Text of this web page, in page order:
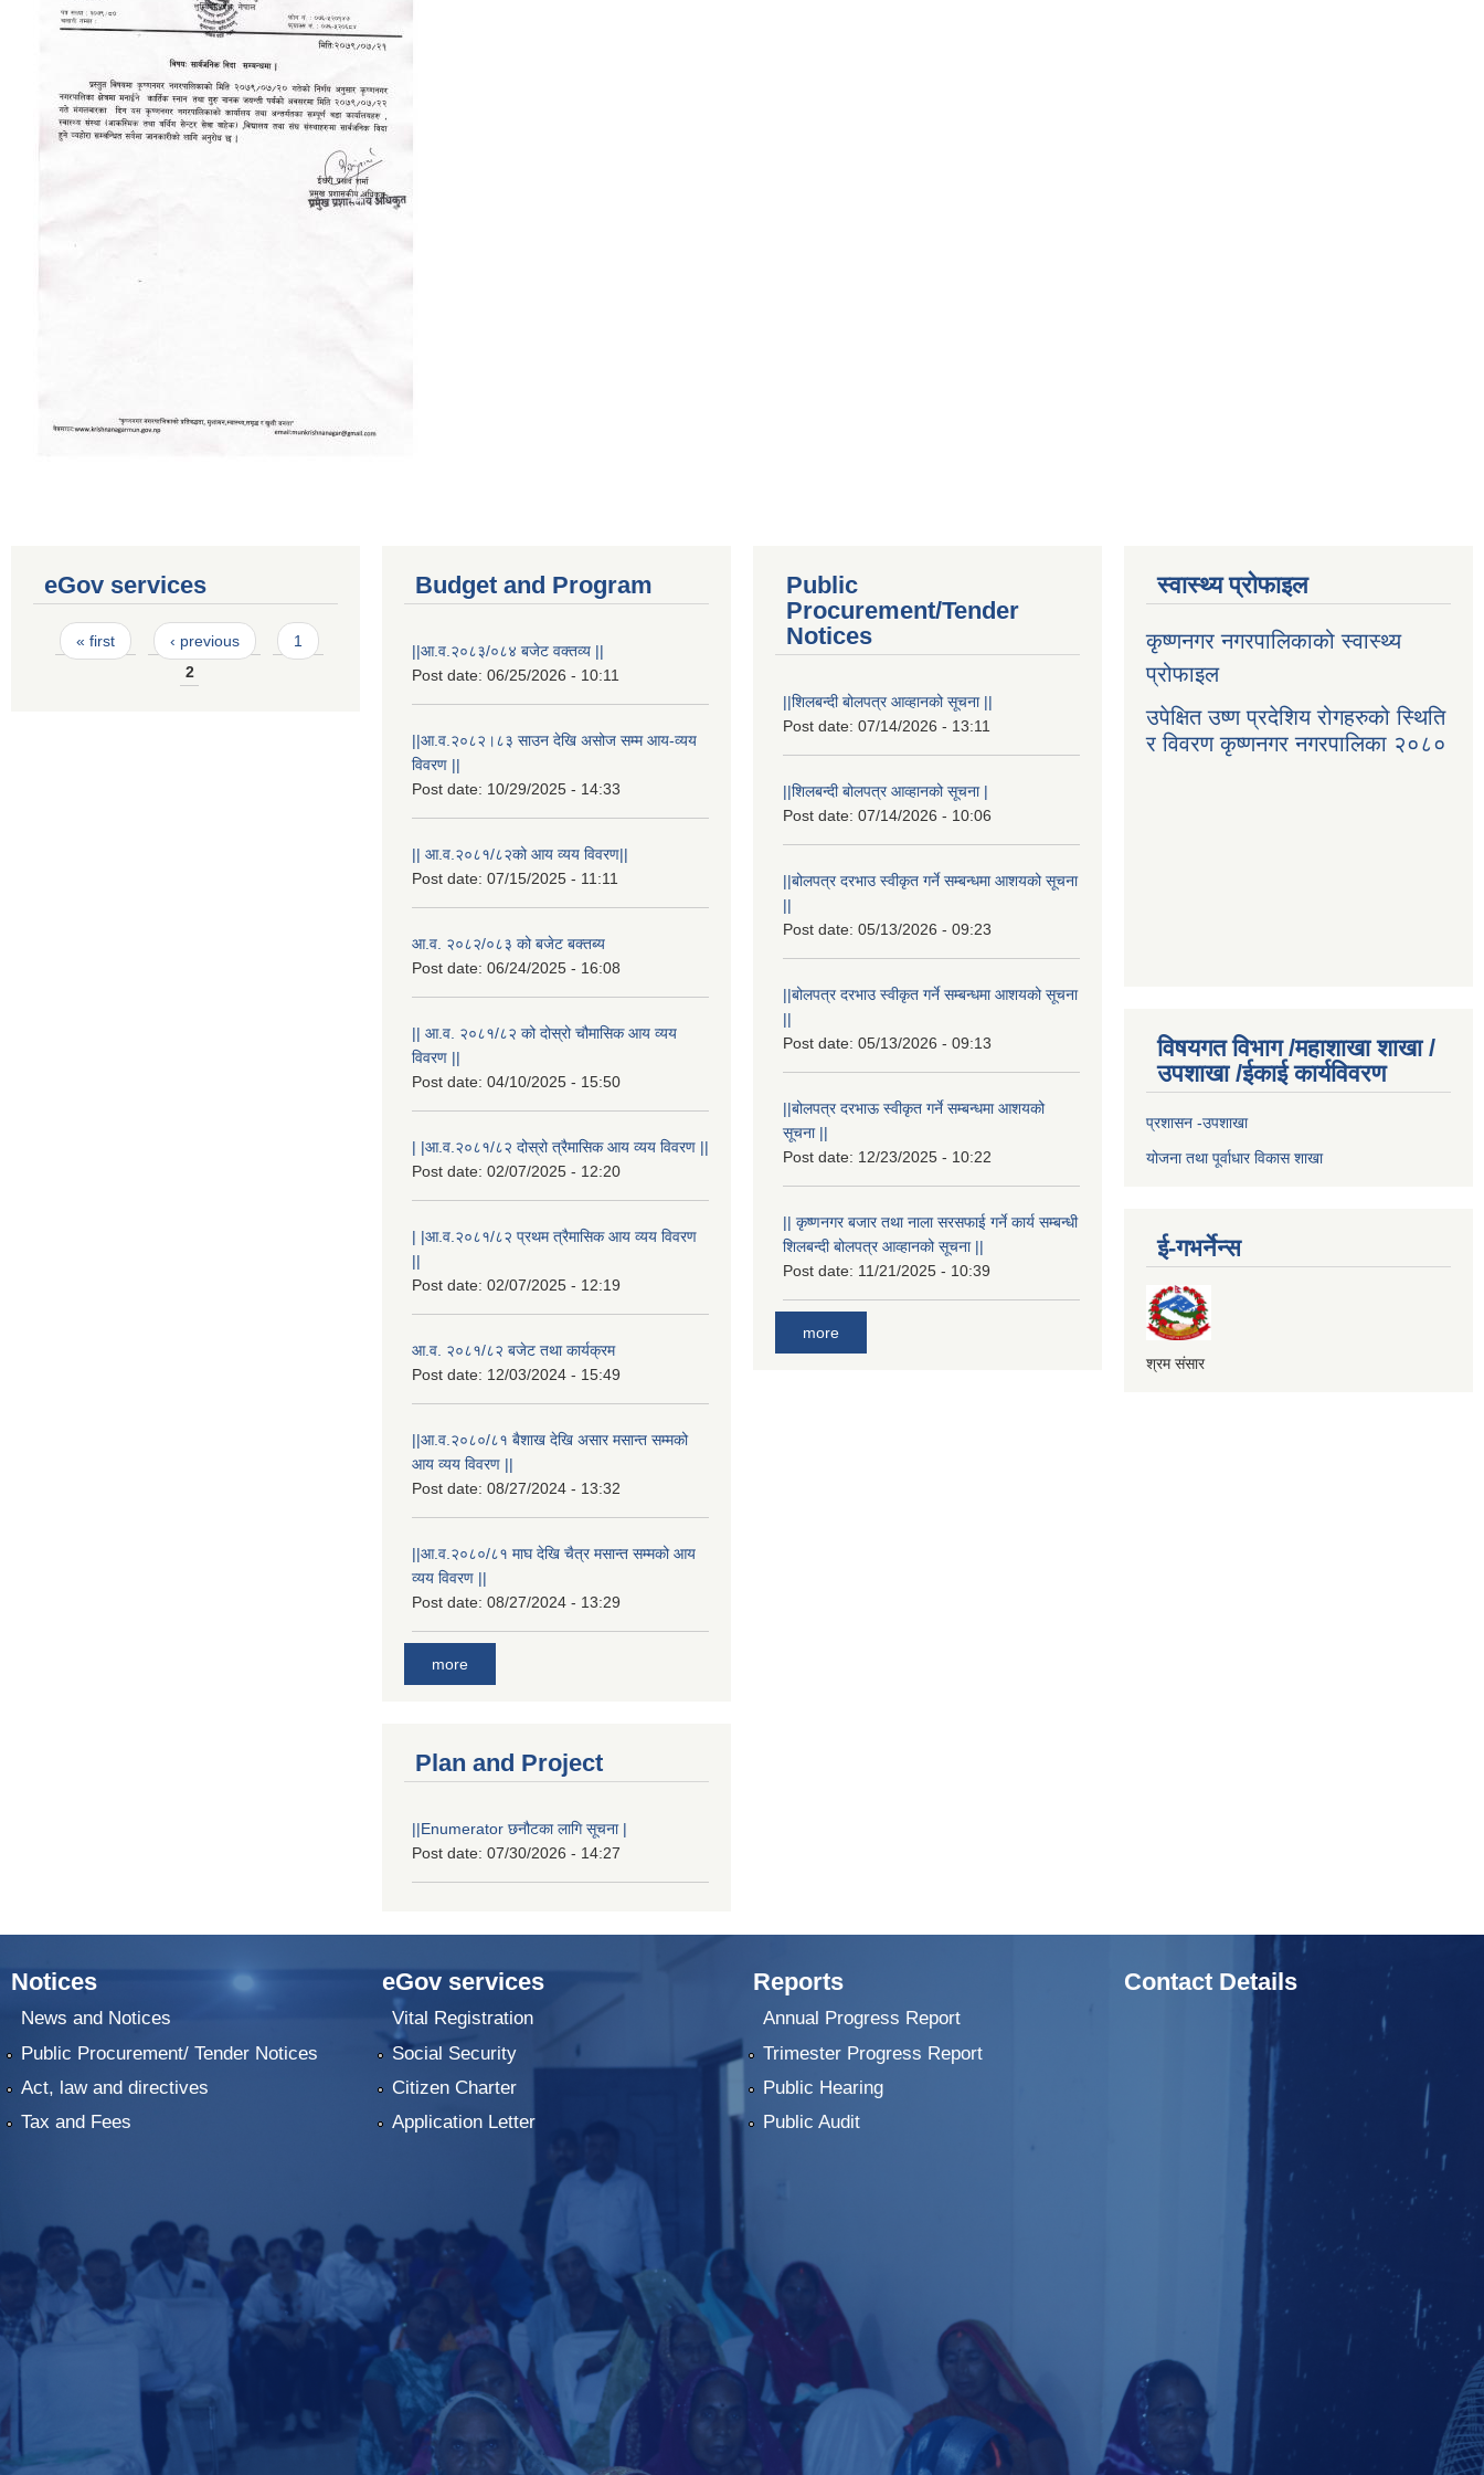
eGov services
Pages
« first ‹ previous
1
2
Budget and Program
||आ.व.२०८३/०८४ बजेट वक्तव्य ||
Post date: 06/25/2026 - 10:11
||आ.व.२०८२।८३ साउन देखि असोज सम्म आय-व्यय
विवरण ||
Post date: 10/29/2025 - 14:33
|| आ.व.२०८१/८२को आय व्यय विवरण||
Post date: 07/15/2025 - 11:11
आ.व. २०८२/०८३ को बजेट बक्तब्य
Post date: 06/24/2025 - 16:08
|| आ.व. २०८१/८२ को दोस्रो चौमासिक आय व्यय
विवरण ||
Post date: 04/10/2025 - 15:50
| |आ.व.२०८१/८२ दोस्रो त्रैमासिक आय व्यय विवरण ||
Post date: 02/07/2025 - 12:20
| |आ.व.२०८१/८२ प्रथम त्रैमासिक आय व्यय विवरण
||
Post date: 02/07/2025 - 12:19
आ.व. २०८१/८२ बजेट तथा कार्यक्रम
Post date: 12/03/2024 - 15:49
||आ.व.२०८०/८१ बैशाख देखि असार मसान्त सम्मको
आय व्यय विवरण ||
Post date: 08/27/2024 - 13:32
||आ.व.२०८०/८१ माघ देखि चैत्र मसान्त सम्मको आय
व्यय विवरण ||
Post date: 08/27/2024 - 13:29
more
Plan and Project
||Enumerator छनौटका लागि सूचना |
Post date: 07/30/2026 - 14:27
Public
Procurement/Tender
Notices
||शिलबन्दी बोलपत्र आव्हानको सूचना ||
Post date: 07/14/2026 - 13:11
||शिलबन्दी बोलपत्र आव्हानको सूचना |
Post date: 07/14/2026 - 10:06
||बोलपत्र दरभाउ स्वीकृत गर्ने सम्बन्धमा आशयको सूचना
||
Post date: 05/13/2026 - 09:23
||बोलपत्र दरभाउ स्वीकृत गर्ने सम्बन्धमा आशयको सूचना
||
Post date: 05/13/2026 - 09:13
||बोलपत्र दरभाऊ स्वीकृत गर्ने सम्बन्धमा आशयको
सूचना ||
Post date: 12/23/2025 - 10:22
|| कृष्णनगर बजार तथा नाला सरसफाई गर्ने कार्य सम्बन्धी
शिलबन्दी बोलपत्र आव्हानको सूचना ||
Post date: 11/21/2025 - 10:39
more
स्वास्थ्य प्रोफाइल
कृष्णनगर नगरपालिकाको स्वास्थ्य
प्रोफाइल
उपेक्षित उष्ण प्रदेशिय रोगहरुको स्थिति
र विवरण कृष्णनगर नगरपालिका २०८०
विषयगत विभाग /महाशाखा शाखा /
उपशाखा /ईकाई कार्यविवरण
प्रशासन -उपशाखा
योजना तथा पूर्वाधार विकास शाखा
ई-गभर्नेन्स
श्रम संसार
Notices
News and Notices
Public Procurement/ Tender Notices
Act, law and directives
Tax and Fees
eGov services
Vital Registration
Social Security
Citizen Charter
Application Letter
Reports
Annual Progress Report
Trimester Progress Report
Public Hearing
Public Audit
Contact Details